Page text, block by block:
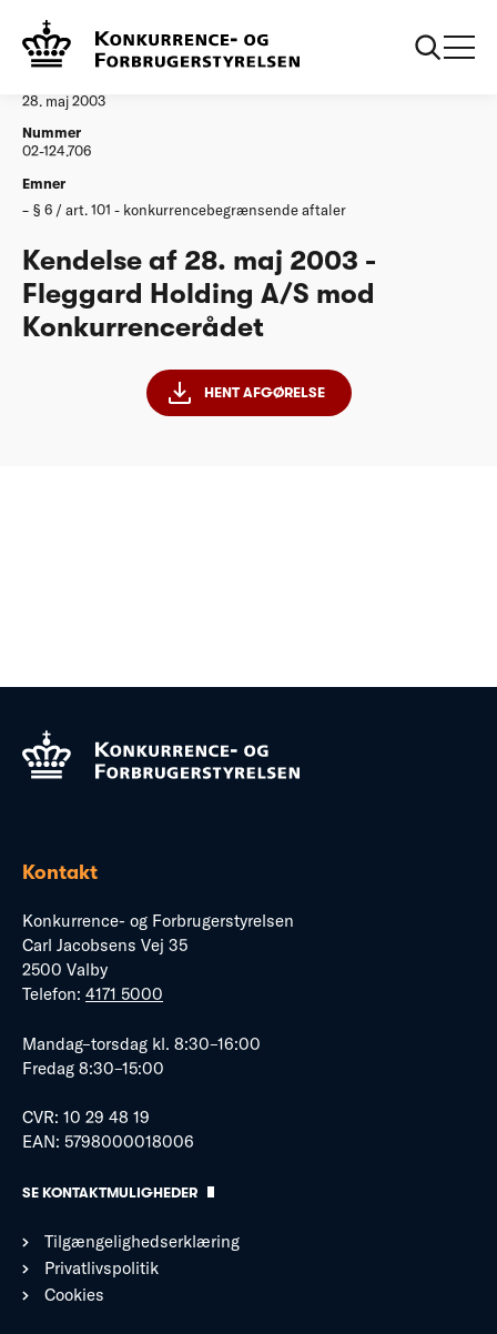
Afgørelser
28. maj 2003
Nummer
02-124.706
Emner
§ 6 / art. 101 - konkurrencebegrænsende aftaler
Kendelse af 28. maj 2003 -
Fleggard Holding A/S mod
Konkurrencerådet
HENT AFGØRELSE
Kontakt
Konkurrence- og Forbrugerstyrelsen
Carl Jacobsens Vej 35
2500 Valby
Telefon: 4171 5000
Mandag–torsdag kl. 8:30–16:00
Fredag 8:30–15:00
CVR: 10 29 48 19
EAN: 5798000018006
SE KONTAKTMULIGHEDER
Tilgængelighedserklæring
Privatlivspolitik
Cookies